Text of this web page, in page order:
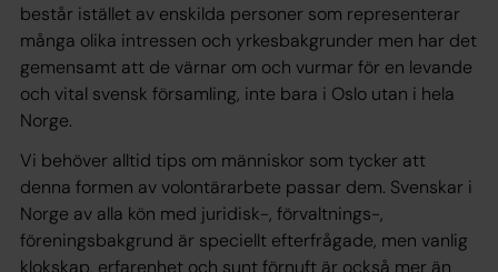
består istället av enskilda personer som representerar
många olika intressen och yrkesbakgrunder men har det
gemensamt att de värnar om och vurmar för en levande
och vital svensk församling, inte bara i Oslo utan i hela
Norge.
Vi behöver alltid tips om människor som tycker att
denna formen av volontärarbete passar dem. Svenskar i
Norge av alla kön med juridisk-, förvaltnings-,
föreningsbakgrund är speciellt efterfrågade, men vanlig
klokskap, erfarenhet och sunt förnuft är också mer än